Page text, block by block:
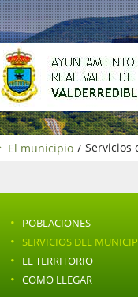
El municipio / Servicios
· POBLACIONES
· SERVICIOS DEL
· EL TERRITORIO
· COMO LLEGAR